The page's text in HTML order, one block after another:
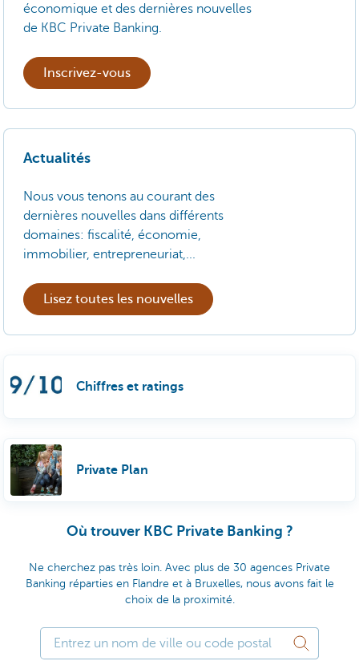
économique et des dernières nouvelles
de KBC Private Banking.
Inscrivez-vous
Actualités
Nous vous tenons au courant des
dernières nouvelles dans différents
domaines: fiscalité, économie,
immobilier, entrepreneuriat,...
Lisez toutes les nouvelles
Chiffres et ratings
Private Plan
Où trouver KBC Private Banking ?
Ne cherchez pas très loin. Avec plus de 30 agences Private
Banking réparties en Flandre et à Bruxelles, nous avons fait le
choix de la proximité.